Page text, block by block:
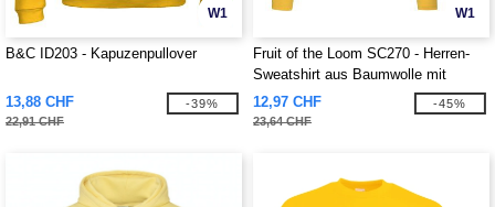
W1
B&C ID203 - Kapuzenpullover
13,88 CHF
22,91 CHF
-39%
W1
Fruit of the Loom SC270 - Herren-
Sweatshirt aus Baumwolle mit
Kapuze
12,97 CHF
23,64 CHF
-45%